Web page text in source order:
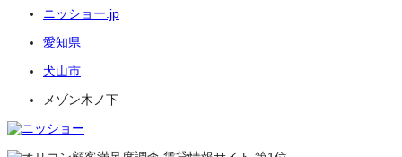
ニッショー.jp
愛知県
犬山市
メゾン木ノ下